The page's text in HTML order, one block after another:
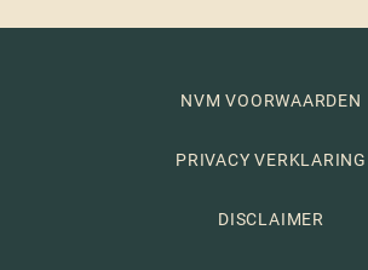
NVM VOORWAARDEN
PRIVACY VERKLARING
DISCLAIMER